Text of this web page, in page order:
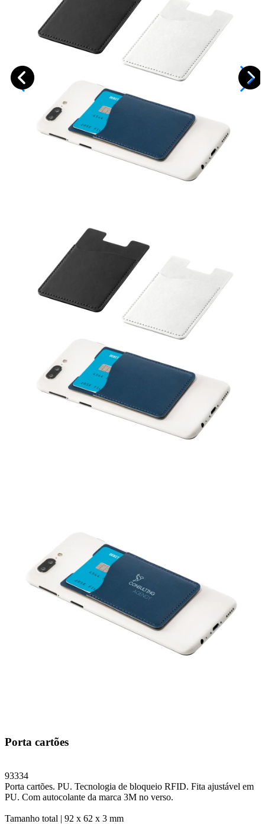
Porta cartões
93334
Porta cartões. PU. Tecnologia de bloqueio RFID. Fita ajustável em
PU. Com autocolante da marca 3M no verso.
Tamanho total | 92 x 62 x 3 mm